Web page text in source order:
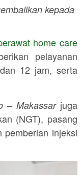
kepada
home care
pelayanan
12 jam, serta
– Makassarjuga
(NGT), pasang
pemberian injeksi